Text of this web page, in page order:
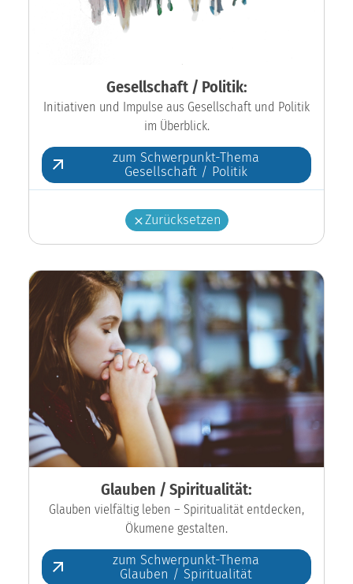
Gesellschaft / Politik:
Initiativen und Impulse aus Gesellschaft und Politik
im Überblick.
zum Schwerpunkt-Thema
Gesellschaft / Politik
Zurücksetzen
Glauben / Spiritualität:
Glauben vielfältig leben – Spiritualität entdecken,
Ökumene gestalten.
zum Schwerpunkt-Thema
Glauben / Spiritualität